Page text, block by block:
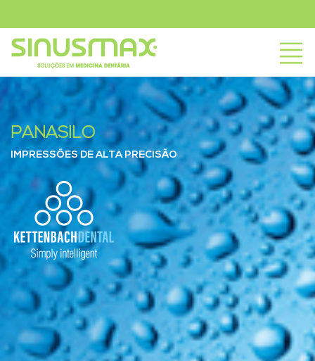
PANASIL®
IMPRESSÕES DE ALTA PRECISÃO